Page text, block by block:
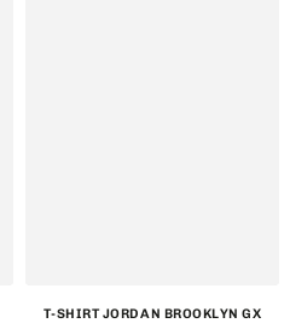
T-SHIRT JORDAN BROOKLYN GX